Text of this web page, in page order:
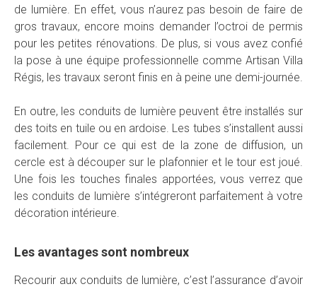
de lumière. En effet, vous n’aurez pas besoin de faire de
gros travaux, encore moins demander l’octroi de permis
pour les petites rénovations. De plus, si vous avez confié
la pose à une équipe professionnelle comme Artisan Villa
Régis, les travaux seront finis en à peine une demi-journée.
En outre, les conduits de lumière peuvent être installés sur
des toits en tuile ou en ardoise. Les tubes s’installent aussi
facilement. Pour ce qui est de la zone de diffusion, un
cercle est à découper sur le plafonnier et le tour est joué.
Une fois les touches finales apportées, vous verrez que
les conduits de lumière s’intégreront parfaitement à votre
décoration intérieure.
Les avantages sont nombreux
Recourir aux conduits de lumière, c’est l’assurance d’avoir